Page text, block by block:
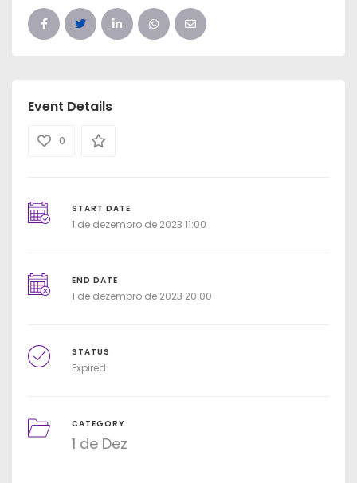
Event Details
0
START DATE
1 de dezembro de 2023 11:00
END DATE
1 de dezembro de 2023 20:00
STATUS
Expired
CATEGORY
1 de Dez